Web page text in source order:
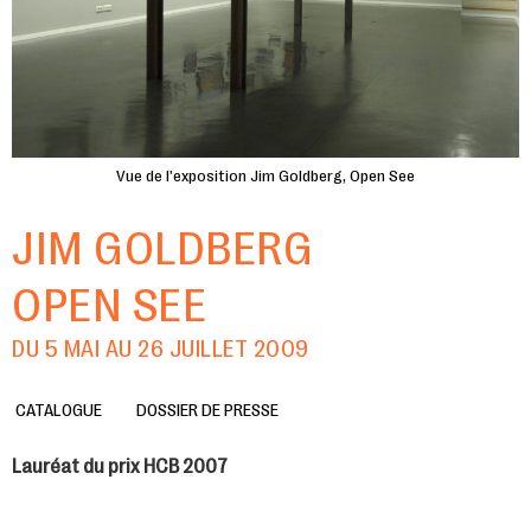
Vue de l'exposition Jim Goldberg, Open See
JIM GOLDBERG
OPEN SEE
DU 5 MAI AU 26 JUILLET 2009
CATALOGUE DOSSIER DE PRESSE
Lauréat du prix HCB 2007